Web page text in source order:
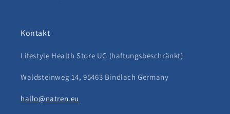
Kontakt
Lifestyle Health Store UG (haftungsbeschränkt)
Waldsteinweg 14, 95463 Bindlach Germany
hallo@natren.eu